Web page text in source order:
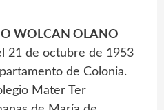
WOLCAN OLANO
21 de octubre de 1953
de Colonia.
Mater Ter